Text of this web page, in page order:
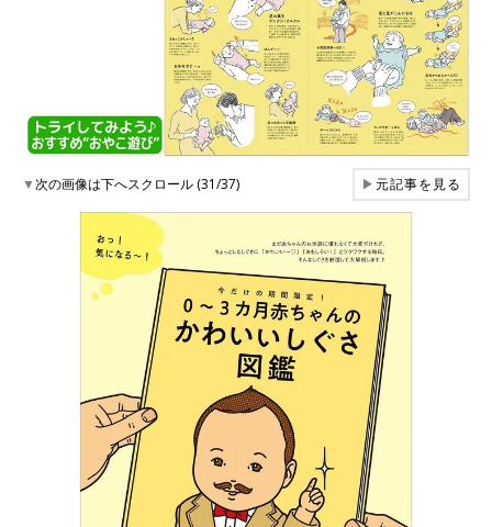
▼次の画像は下へスクロール (31/37) ▶元記事を見る